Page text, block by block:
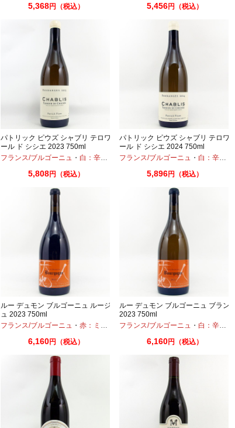
5,368円（税込） 5,456円（税込）
パトリック ピウズ シャブリ テロワ
ール ド シシエ 2023 750ml
フランス/ブルゴーニュ ・ 白：辛口 シャルドネ
5,808円（税込）
パトリック ピウズ シャブリ テロワ
ール ド シシエ 2024 750ml
フランス/ブルゴーニュ ・ 白：辛口
5,896円（税込）
ルー デュモン ブルゴーニュ ルージ
ュ 2023 750ml
フランス/ブルゴーニュ ・ 赤：ミディアムボディ ・ピノノワール
6,160円（税込）
ルー デュモン ブルゴーニュ ブラン
2023 750ml
フランス/ブルゴーニュ ・ 白：辛口
6,160円（税込）